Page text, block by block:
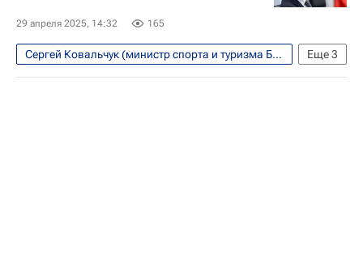
Ил-2
Великая Отечественная война (1941-1945)
29 апреля 2025, 14:32 165
Еще3
Сергей Ковальчук (министр спорта и туризма Белоруссии)
Михаил Дегтярев
СНГ ШОС